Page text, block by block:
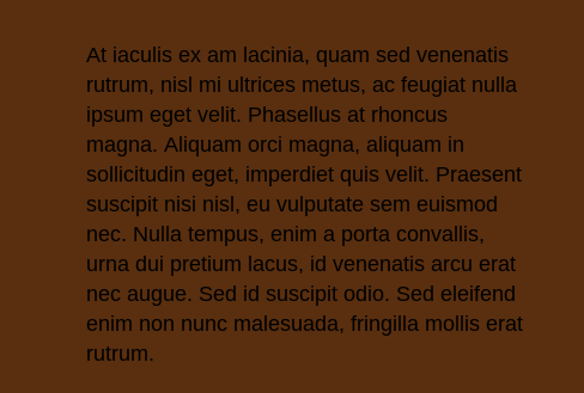
At iaculis ex am lacinia, quam sed venenatis
rutrum, nisl mi ultrices metus, ac feugiat nulla
ipsum eget velit. Phasellus at rhoncus
magna. Aliquam orci magna, aliquam in
sollicitudin eget, imperdiet quis velit. Praesent
suscipit nisi nisl, eu vulputate sem euismod
nec. Nulla tempus, enim a porta convallis,
urna dui pretium lacus, id venenatis arcu erat
nec augue. Sed id suscipit odio. Sed eleifend
enim non nunc malesuada, fringilla mollis erat
rutrum.